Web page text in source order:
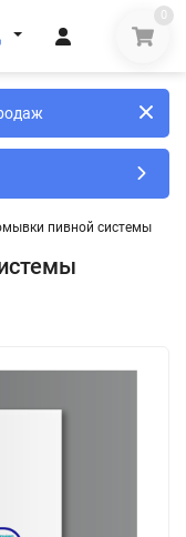
0
пивной системы